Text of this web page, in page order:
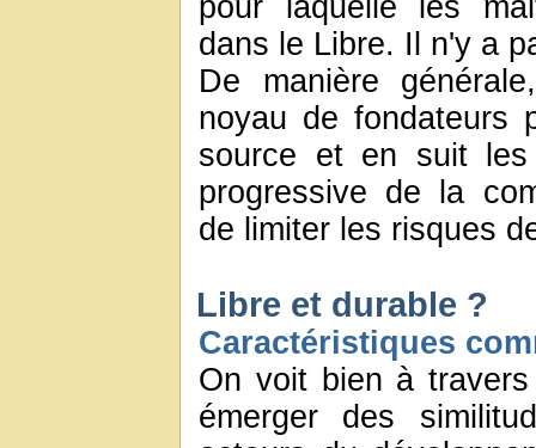
pour laquelle les
dans le Libre. Il n'y a
De manière
noyau de fondateurs
source et en suit les
progressive de la
de limiter les risques
Libre et durable ?
Caractéristiques
On voit bien à
émerger des